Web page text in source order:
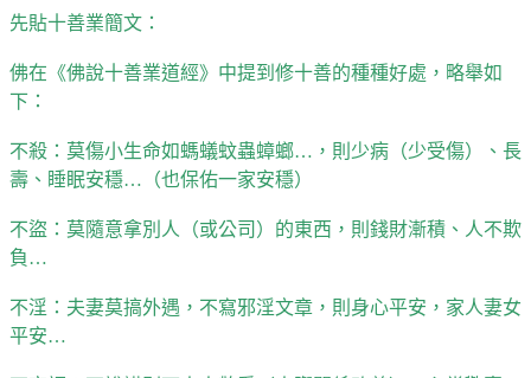
先貼十善業簡文：
佛在《佛說十善業道經》中提到修十善的種種好處，略舉如
下：
不殺：莫傷小生命如螞蟻蚊蟲蟑螂…，則少病（少受傷）、長
壽、睡眠安穩…（也保佑一家安穩）
不盜：莫隨意拿別人（或公司）的東西，則錢財漸積、人不欺
負…
不淫：夫妻莫搞外遇，不寫邪淫文章，則身心平安，家人妻女
平安…